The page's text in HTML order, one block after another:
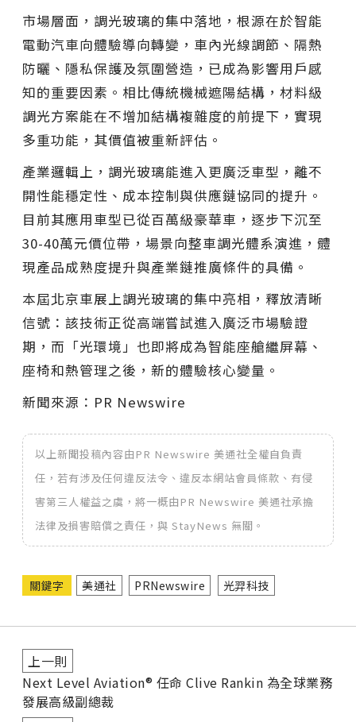
市場層面，調光玻璃的集中落地，根源在於智能
電動汽車向體驗導向轉變，車內光線調節、隔熱
防曬、隱私保護及氛圍營造，已成為影響用戶感
知的重要因素。相比傳統機械遮陽結構，材料級
調光方案能在不增加結構複雜度的前提下，實現
多重功能，其價值被重新評估。
產業邏輯上，調光玻璃能進入更廣泛車型，離不
開性能穩定性、成本控制與供應鏈協同的提升。
目前其應用車型已從百萬級豪華車，逐步下沉至
30-40萬元價位帶，場景向整車調光體系演進，體
現產品成熟度提升與產業鏈推廣條件的具備。
本屆北京車展上調光玻璃的集中亮相，釋放清晰
信號：該技術正從高端嘗試進入廣泛市場驗證
期，而「光環境」也即將成為智能座艙繼屏幕、
座椅和熱管理之後，新的體驗核心變量。
新聞來源：PR Newswire
以上新聞投稿內容由PR Newswire 美通社全權自負責
任，若有涉及任何違反法令、違反本網站會員條款、有侵
害第三人權益之虞，將一概由PR Newswire 美通社承擔
法律及損害賠償之責任，與 StayNews 無關。
關鍵字 美通社 PRNewswire 光羿科技
上一則
Next Level Aviation® 任命 Clive Rankin 為全球業務
發展高級副總裁